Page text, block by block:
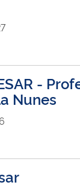
-
Nunes